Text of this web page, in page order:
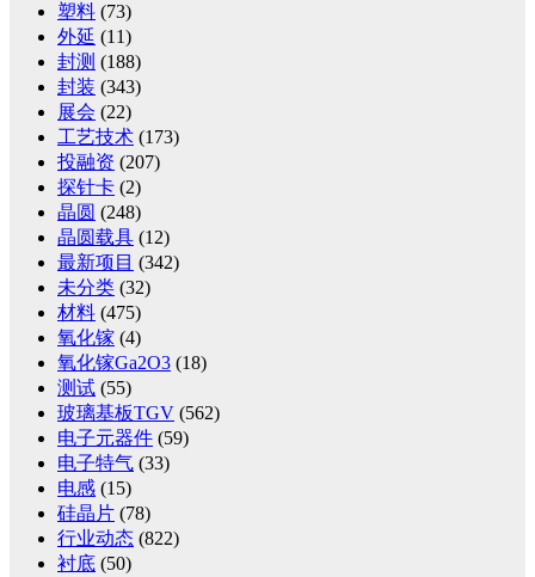
塑料 (73)
外延 (11)
封测 (188)
封装 (343)
展会 (22)
工艺技术 (173)
投融资 (207)
探针卡 (2)
晶圆 (248)
晶圆载具 (12)
最新项目 (342)
未分类 (32)
材料 (475)
氧化镓 (4)
氧化镓Ga2O3 (18)
测试 (55)
玻璃基板TGV (562)
电子元器件 (59)
电子特气 (33)
电感 (15)
硅晶片 (78)
行业动态 (822)
衬底 (50)